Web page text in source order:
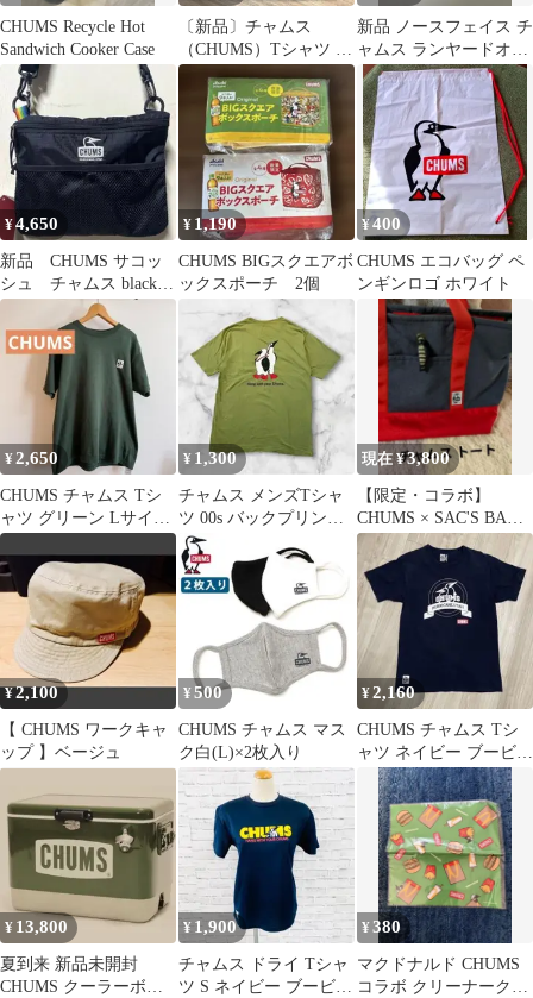
CHUMS Recycle Hot
Sandwich Cooker Case
〔新品〕チャムス
（CHUMS）Tシャツ 半
袖 チャムスエンブロイ
ダリーTシャツ
新品 ノースフェイス チ
ャムス ランヤードオリ
ジナル
¥4,650
新品 CHUMS サコッ
シュ チャムス black
メンズ レディース
¥ 1,190
CHUMS BIGスクエアボ
ックスポーチ 2個
¥400
CHUMS エコバッグ ペ
ンギンロゴ ホワイト
¥2,650
CHUMS チャムス Tシ
ャツ グリーン Lサイズ
プリント
¥ 1,300
チャムス メンズTシャ
ツ 00s バックプリント
綿 緑 M アウトドア
現在 ¥3,800
【限定・コラボ】
CHUMS × SAC'S BAR
トートバッグ おまけ付
き
¥2,100
【 CHUMS ワークキャ
ップ 】ベージュ
¥ 500
CHUMS チャムス マス
ク白(L)×2枚入り
¥2,160
CHUMS チャムス Tシ
ャツ ネイビー ブービー
バード ロゴ 綿100%
¥ 13,800
夏到来 新品未開封
CHUMS クーラーボッ
¥ 1,900
チャムス ドライ Tシャ
ツ S ネイビー ブービー
¥380
マクドナルド CHUMS
コラボ クリーナークロ